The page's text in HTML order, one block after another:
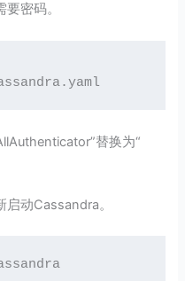
密码。
替换为“
动Cassandra。